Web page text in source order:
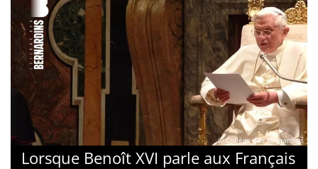
© Collège des Bernardins
Lorsque Benoît XVI parle aux Français